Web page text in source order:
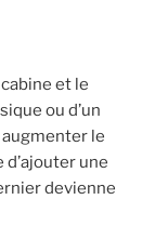
et le
ou d’un
augmenter le
une
devienne